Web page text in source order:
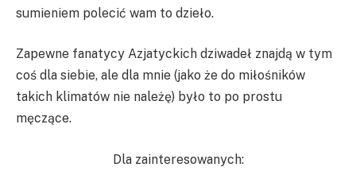
sumieniem polecić wam to dzieło.
Zapewne fanatycy Azjatyckich dziwadeł znajdą w tym
coś dla siebie, ale dla mnie (jako że do miłośników
takich klimatów nie należę) było to po prostu
męczące.
Dla zainteresowanych: